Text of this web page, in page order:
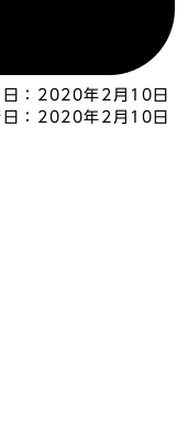
： 2020年2月10日
： 2020年2月10日